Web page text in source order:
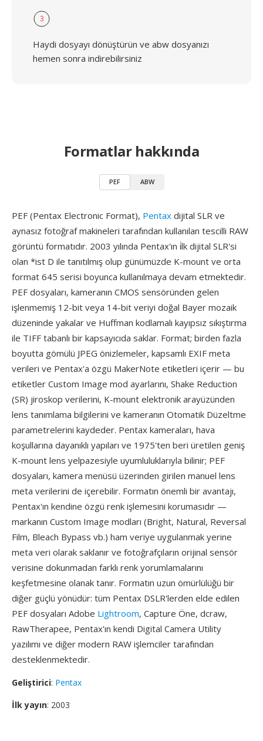
3
Haydi dosyayı dönüştürün ve abw dosyanızı
hemen sonra indirebilirsiniz
Formatlar hakkında
PEF ABW
PEF (Pentax Electronic Format), Pentax dijital SLR ve
aynasız fotoğraf makineleri tarafından kullanılan tescilli RAW
görüntü formatıdır. 2003 yılında Pentax'ın i̇lk dijital SLR'si
olan *ist D ile tanıtılmış olup günümüzde K-mount ve orta
format 645 serisi boyunca kullanılmaya devam etmektedir.
PEF dosyaları, kameranın CMOS sensöründen gelen
işlenmemiş 12-bit veya 14-bit veriyi doğal Bayer mozaik
düzeninde yakalar ve Huffman kodlamalı kayıpsız sıkıştırma
ile TIFF tabanlı bir kapsayıcıda saklar. Format; birden fazla
boyutta gömülü JPEG önizlemeler, kapsamlı EXIF meta
verileri ve Pentax'a özgü MakerNote etiketleri içerir — bu
etiketler Custom Image mod ayarlarını, Shake Reduction
(SR) jiroskop verilerini, K-mount elektronik arayüzünden
lens tanımlama bilgilerini ve kameranın Otomatik Düzeltme
parametrelerini kaydeder. Pentax kameraları, hava
koşullarına dayanıklı yapıları ve 1975'ten beri üretilen geniş
K-mount lens yelpazesiyle uyumluluklarıyla bilinir; PEF
dosyaları, kamera menüsü üzerinden girilen manuel lens
meta verilerini de içerebilir. Formatın önemli bir avantajı,
Pentax'ın kendine özgü renk işlemesini korumasıdır —
markanın Custom Image modları (Bright, Natural, Reversal
Film, Bleach Bypass vb.) ham veriye uygulanmak yerine
meta veri olarak saklanır ve fotoğrafçıların orijinal sensör
verisine dokunmadan farklı renk yorumlamalarını
keşfetmesine olanak tanır. Formatın uzun ömürlülüğü bir
diğer güçlü yönüdür: tüm Pentax DSLR'lerden elde edilen
PEF dosyaları Adobe Lightroom, Capture Öne, dcraw,
RawTherapee, Pentax'ın kendi Digital Camera Utility
yazılımı ve diğer modern RAW işlemciler tarafından
desteklenmektedir.
Geliştirici: Pentax
İlk yayın: 2003